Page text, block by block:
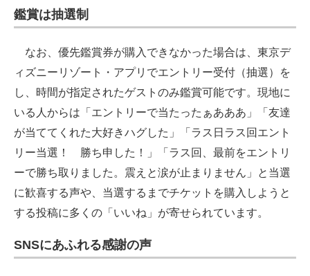
鑑賞は抽選制
なお、優先鑑賞券が購入できなかった場合は、東京デ
ィズニーリゾート・アプリでエントリー受付（抽選）を
し、時間が指定されたゲストのみ鑑賞可能です。現地に
いる人からは「エントリーで当たったぁあああ」「友達
が当ててくれた大好きハグした」「ラス日ラス回エント
リー当選！ 勝ち申した！」「ラス回、最前をエントリ
ーで勝ち取りました。震えと涙が止まりません」と当選
に歓喜する声や、当選するまでチケットを購入しようと
する投稿に多くの「いいね」が寄せられています。
SNSにあふれる感謝の声